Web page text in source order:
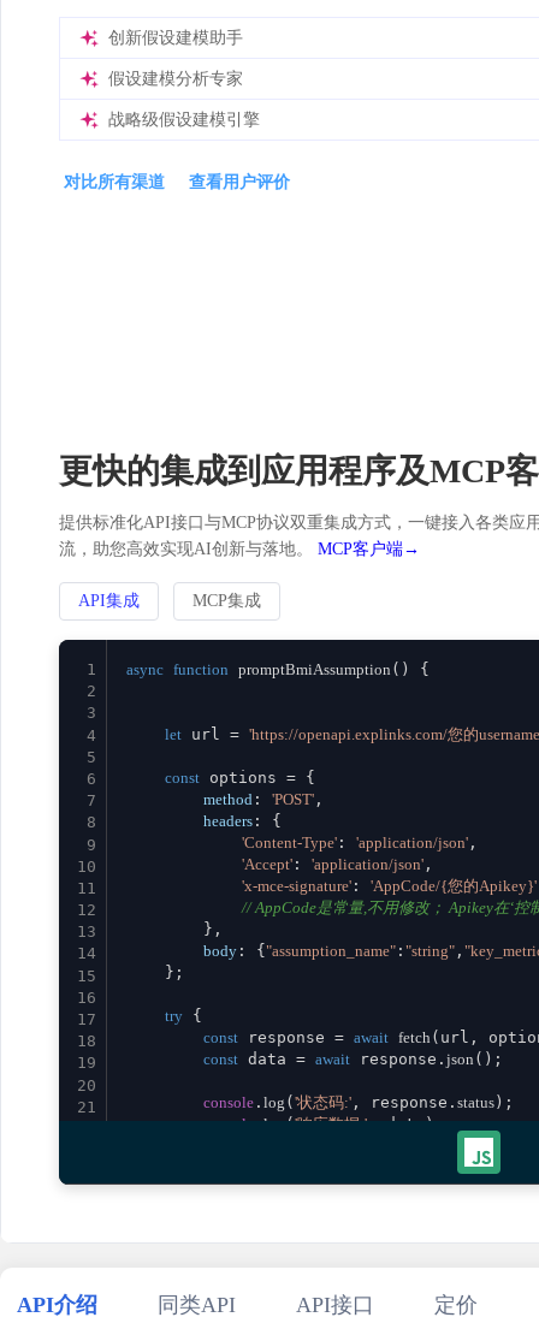
创新假设建模助手
假设建模分析专家
战略级假设建模引擎
对比所有渠道 查看用户评价
更快的集成到应用程序及MCP
提供标准化API接口与MCP协议双重集成方式，一键接入各类
流，助您高效实现AI创新与落地。 MCP客户端→
API集成 MCP集成
1
2
3
4
5
6
7
8
9
10
11
12
13
14
15
16
17
18
19
20
21
30
async function promptBmiAssumption ( ) {
let url = 'https://openapi.explinks.com/您的
const options = {
method : 'POST' ,
headers : {
'Content-Type' : 'application/json' ,
'Accept' : 'application/json' ,
'x-mce-signature' : 'AppCode/{您的Apikey}'
// AppCode是常量,不用修改； Apikey在‘控
        },
body : { "assumption_name" : "string" ,
    };
try {
const response = await fetch (url,
const data = await response. json ();
console . log ( '状态码:' , response. status );
console
log ( '响应数据:' , data);
    }
catch (error) {
// 使用示例
API介绍 同类API API接口 定价